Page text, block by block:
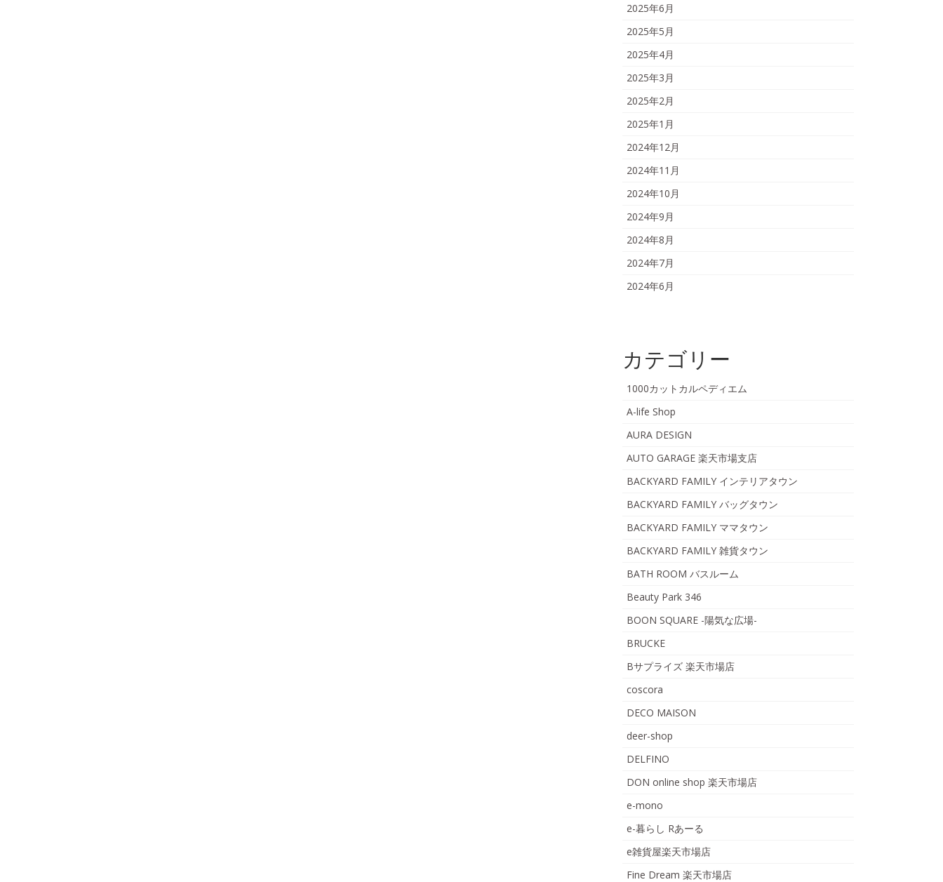
2025年6月
2025年5月
2025年4月
2025年3月
2025年2月
2025年1月
2024年12月
2024年11月
2024年10月
2024年9月
2024年8月
2024年7月
2024年6月
カテゴリー
1000カットカルペディエム
A-life Shop
AURA DESIGN
AUTO GARAGE 楽天市場支店
BACKYARD FAMILY インテリアタウン
BACKYARD FAMILY バッグタウン
BACKYARD FAMILY ママタウン
BACKYARD FAMILY 雑貨タウン
BATH ROOM バスルーム
Beauty Park 346
BOON SQUARE -陽気な広場-
BRUCKE
Bサプライズ 楽天市場店
coscora
DECO MAISON
deer-shop
DELFINO
DON online shop 楽天市場店
e-mono
e-暮らし Rあーる
e雑貨屋楽天市場店
Fine Dream 楽天市場店